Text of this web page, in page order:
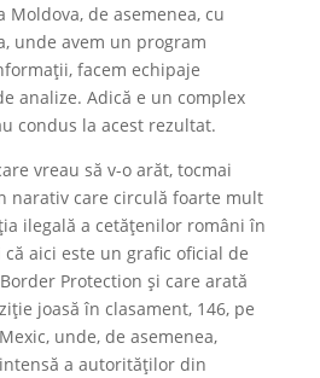
de asemenea, cu
unde avem un program
facem echipaje
analize. Adică e un complex
condus la acest rezultat.
vreau să v-o arăt, tocmai
narativ care circulă foarte mult
ilegală a cetățenilor români în
aici este un grafic oficial de
Protection și care arată
joasă în clasament, 146, pe
unde, de asemenea,
a autorităților din